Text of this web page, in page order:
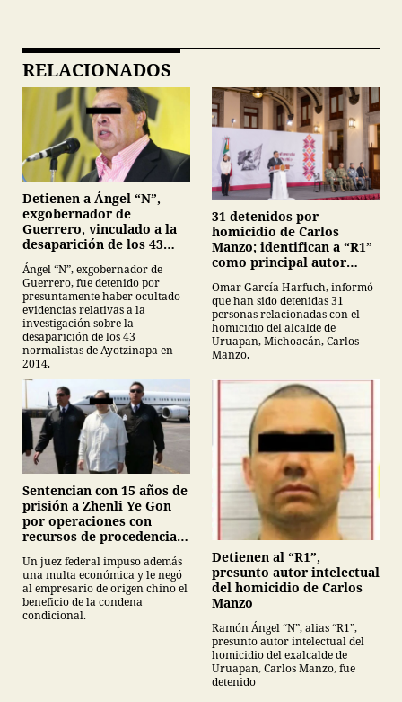
RELACIONADOS
Detienen a Ángel “N”,
exgobernador de
Guerrero, vinculado a la
desaparición de los 43
normalistas de
Ayotzinapa
Ángel “N”, exgobernador de
Guerrero, fue detenido por
presuntamente haber ocultado
evidencias relativas a la
investigación sobre la
desaparición de los 43
normalistas de Ayotzinapa en
2014.
31 detenidos por
homicidio de Carlos
Manzo; identifican a “R1”
como principal autor
Omar García Harfuch, informó
que han sido detenidas 31
personas relacionadas con el
homicidio del alcalde de
Uruapan, Michoacán, Carlos
Manzo.
Sentencian con 15 años de
prisión a Zhenli Ye Gon
por operaciones con
recursos de procedencia
Un juez federal impuso además
una multa económica y le negó
al empresario de origen chino el
beneficio de la condena
condicional.
Detienen al “R1”,
presunto autor intelectual
del homicidio de Carlos
Manzo
Ramón Ángel “N”, alias “R1”,
presunto autor intelectual del
homicidio del exalcalde de
Uruapan, Carlos Manzo, fue
detenido